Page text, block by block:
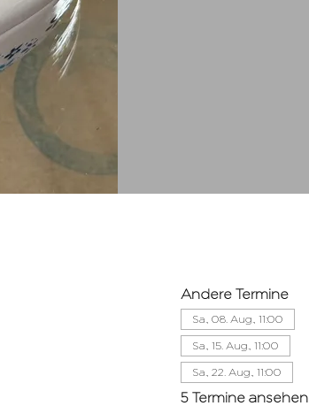
Andere Termine
Sa., 08. Aug., 11:00
Sa., 15. Aug., 11:00
Sa., 22. Aug., 11:00
5 Termine ansehen